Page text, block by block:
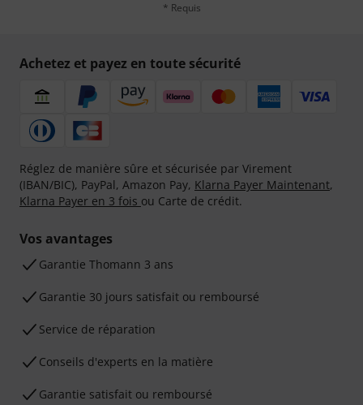
* Requis
Achetez et payez en toute sécurité
Réglez de manière sûre et sécurisée par Virement
(IBAN/BIC), PayPal, Amazon Pay, Klarna Payer Maintenant,
Klarna Payer en 3 fois ou Carte de crédit.
Vos avantages
Ga­ran­tie Thomann 3 ans
Garantie 30 jours satisfait ou remboursé
Service de réparation
Conseils d'experts en la matière
Garantie satisfait ou remboursé